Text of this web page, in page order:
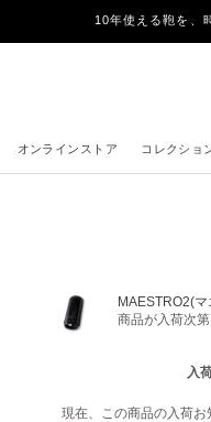
10年使える鞄を、
オンラインストア コレクショ
MAESTRO2(
商品が入荷次
入
現在、この商品の入荷お